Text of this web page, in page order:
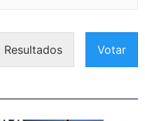
Resultados Votar